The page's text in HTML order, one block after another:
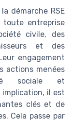
démarche RSE
toute entreprise
civile, des
et des
engagement
actions menées
sociale et
il est
clés et de
Cela passe par